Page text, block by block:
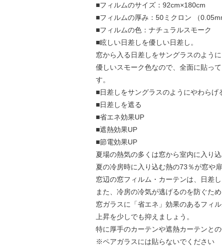
■フィルムのサイズ：92cm×180cm
■フィルムの厚み：50ミクロン （
■フィルムの色：ナチュラルスモーク
■眩しい日差しを優しい日差し。
窓から入る日差しをサングラスのよう
優しいスモーク色なので、全面に貼っ
す。
■日差しをサングラスのようにやわらげ
■日差しを遮る
■省エネ効果UP
■遮熱効果UP
■節電効果UP
夏場の熱気の多くは窓から室内に入り込
夏の冷房時に入り込む熱の73％が窓や
窓辺の窓フィルム・カーテンは、日差
また、冷房の冷気が逃げるのを防ぐた
窓ガラスに「省エネ」効果のあるフィ
上昇を少しでも抑えましょう。
特に厚手のカーテンや遮熱カーテンとの
※ペアガラスには貼らないでください